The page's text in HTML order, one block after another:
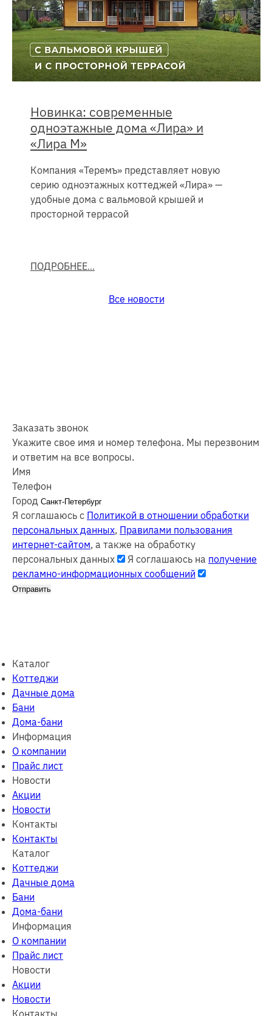
Новинка: современные
одноэтажные дома «Лира» и
«Лира М»
Компания «Теремъ» представляет новую
серию одноэтажных коттеджей «Лира» —
удобные дома с вальмовой крышей и
просторной террасой
ПОДРОБНЕЕ
Все новости
Заказать звонок
Укажите свое имя и номер телефона. Мы перезвоним
и ответим на все вопросы.
Имя
Телефон
Город
Я соглашаюсь с Политикой в отношении обработки
персональных данных, Правилами пользования
интернет-сайтом, а также на обработку
персональных данных
Я соглашаюсь на получение
рекламно-информационных сообщений
Отправить
Каталог
Коттеджи
Дачные дома
Бани
Дома-бани
Информация
О компании
Прайс лист
Новости
Акции
Новости
Контакты
Контакты
Каталог
Коттеджи
Дачные дома
Бани
Дома-бани
Информация
О компании
Прайс лист
Новости
Акции
Новости
Контакты